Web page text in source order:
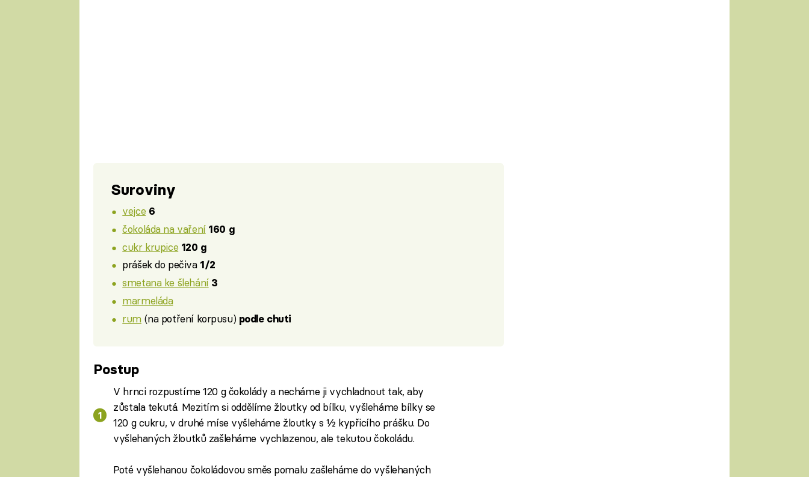
Suroviny
vejce 6
čokoláda na vaření 160 g
cukr krupice 120 g
prášek do pečiva 1/2
smetana ke šlehání 3
marmeláda
rum(na potření korpusu) podle chuti
Postup
V hrnci rozpustíme 120 g čokolády a necháme ji vychladnout tak, aby
zůstala tekutá. Mezitím si oddělíme žloutky od bílku, vyšleháme bílky se
120 g cukru, v druhé míse vyšleháme žloutky s ½ kypřicího prášku. Do
vyšlehaných žloutků zašleháme vychlazenou, ale tekutou čokoládu.
Poté vyšlehanou čokoládovou směs pomalu zašleháme do vyšlehaných